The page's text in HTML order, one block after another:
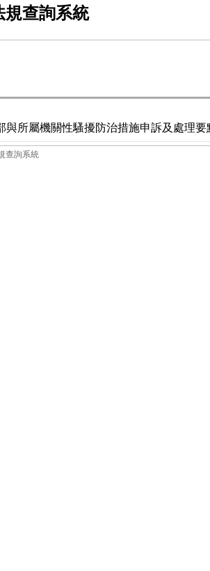
規查詢系統
與所屬機關性騷擾防治措施申訴及處理要
查詢系統